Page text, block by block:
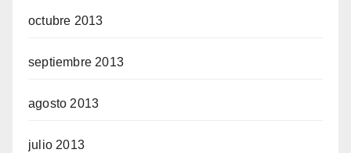
octubre 2013
septiembre 2013
agosto 2013
julio 2013